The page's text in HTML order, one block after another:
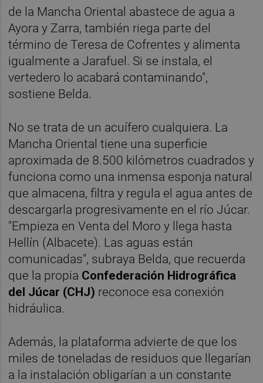
de la Mancha Oriental abastece de agua a
Ayora y Zarra, también riega parte del
término de Teresa de Cofrentes y alimenta
igualmente a Jarafuel. Si se instala, el
vertedero lo acabará contaminando",
sostiene Belda.
No se trata de un acuífero cualquiera. La
Mancha Oriental tiene una superficie
aproximada de 8.500 kilómetros cuadrados y
funciona como una inmensa esponja natural
que almacena, filtra y regula el agua antes de
descargarla progresivamente en el río Júcar.
"Empieza en Venta del Moro y llega hasta
Hellín (Albacete). Las aguas están
comunicadas", subraya Belda, que recuerda
que la propia Confederación Hidrográfica
del Júcar (CHJ) reconoce esa conexión
hidráulica.
Además, la plataforma advierte de que los
miles de toneladas de residuos que llegarían
a la instalación obligarían a un constante